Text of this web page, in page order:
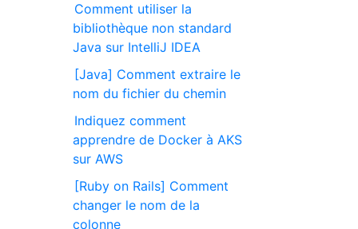
Comment utiliser la
bibliothèque non standard
Java sur IntelliJ IDEA
[Java] Comment extraire le
nom du fichier du chemin
Indiquez comment
apprendre de Docker à AKS
sur AWS
[Ruby on Rails] Comment
changer le nom de la
colonne